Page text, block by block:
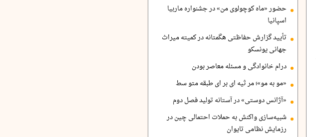
حضور «ماه کوچولوی من» در جشنواره ماربیا
اسپانیا
تأیید گزارش حفاظتی هگمتانه در کمیته میراث
جهانی یونسکو
درام خانوادگی و مسئله معاصر بودن
«مو به مو»؛ مر ثیه ای بر ای طبقه متو سط
«آژانس دوستی» در آستانه تولید فصل دوم
شبیه‌سازی واکنش به حملات احتمالی چین در
رزمایش نظامی تایوان